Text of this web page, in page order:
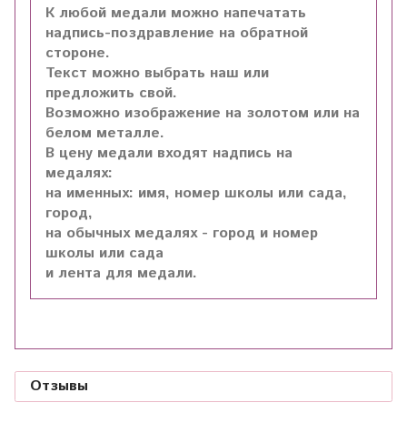
К любой медали можно напечатать
надпись-поздравление на обратной
стороне.
Текст можно выбрать наш или
предложить свой.
Возможно изображение на золотом или на
белом металле.
В цену медали входят надпись на
медалях:
на именных: имя, номер школы или сада,
город,
на обычных медалях - город и номер
школы или сада
и лента для медали.
Отзывы